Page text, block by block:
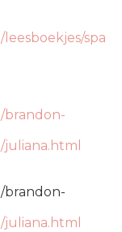
spa
brandon-
brandon-